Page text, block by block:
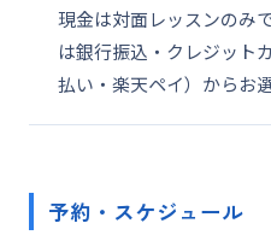
現金は対面レッスンのみ
は銀行振込・クレジット
払い・楽天ペイ）からお
予約・スケジュール